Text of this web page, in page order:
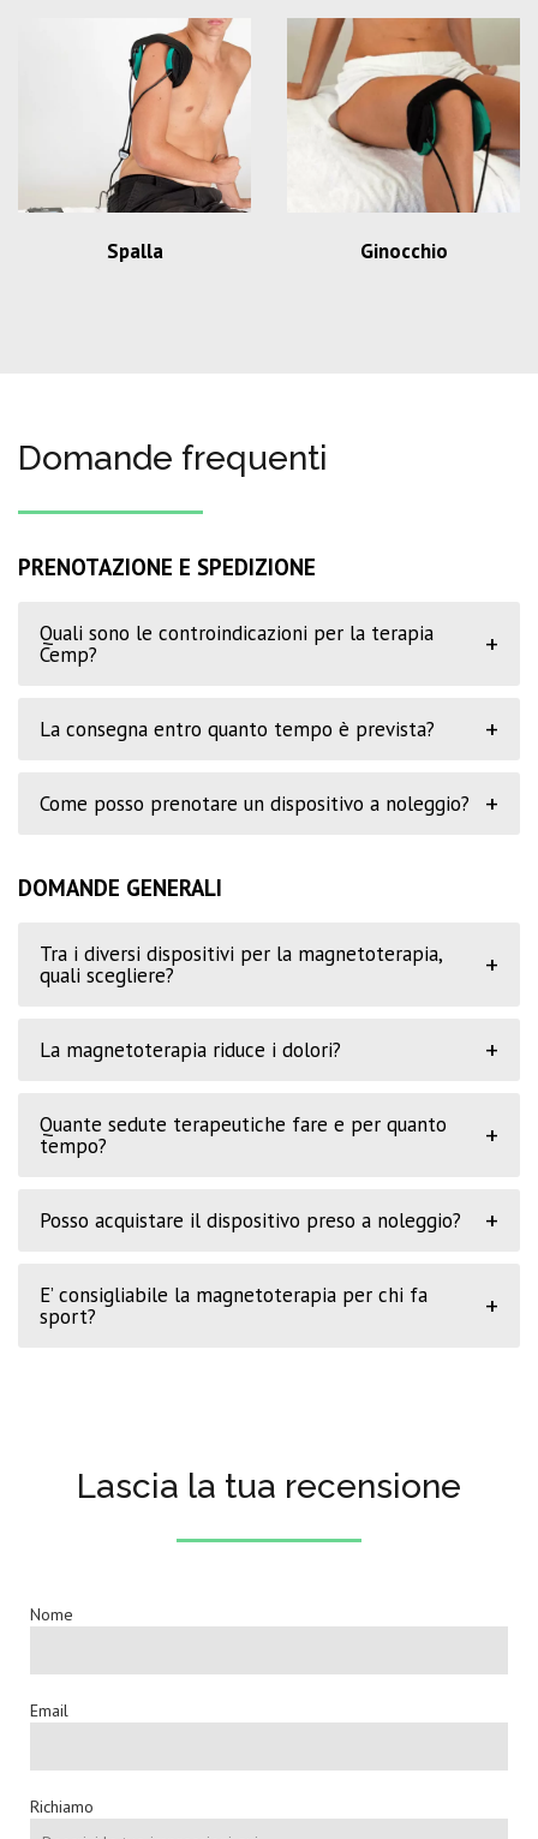
Spalla Ginocchio
Domande frequenti
PRENOTAZIONE E SPEDIZIONE
Quali sono le controindicazioni per la terapia
Cemp?
+
La consegna entro quanto tempo è prevista? +
Come posso prenotare un dispositivo a noleggio? +
DOMANDE GENERALI
Tra i diversi dispositivi per la magnetoterapia,
quali scegliere?
+
La magnetoterapia riduce i dolori? +
Quante sedute terapeutiche fare e per quanto
tempo?
+
Posso acquistare il dispositivo preso a noleggio? +
E’ consigliabile la magnetoterapia per chi fa
sport?
+
Lascia la tua recensione
Nome
Email
Richiamo